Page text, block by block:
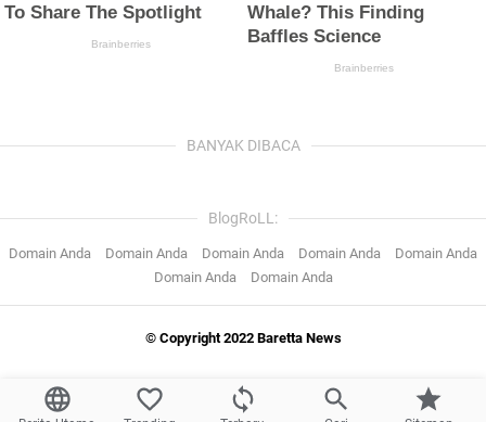
BANYAK DIBACA
BlogRoLL:
Domain Anda Domain Anda Domain Anda Domain Anda
Domain Anda
Domain Anda
Domain Anda
© Copyright 2022 Baretta News